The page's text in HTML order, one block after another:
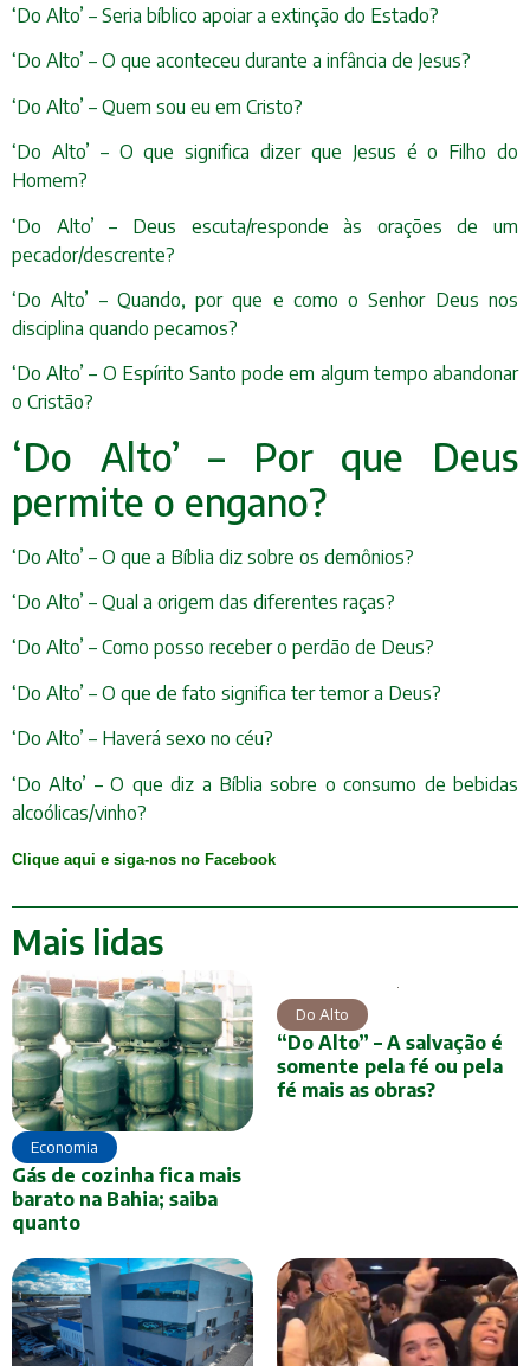
‘Do Alto’ – Seria bíblico apoiar a extinção do Estado?
‘Do Alto’ – O que aconteceu durante a infância de Jesus?
‘Do Alto’ – Quem sou eu em Cristo?
‘Do Alto’ – O que significa dizer que Jesus é o Filho do
Homem?
‘Do Alto’ – Deus escuta/responde às orações de um
pecador/descrente?
‘Do Alto’ – Quando, por que e como o Senhor Deus nos
disciplina quando pecamos?
‘Do Alto’ – O Espírito Santo pode em algum tempo abandonar
o Cristão?
‘Do Alto’ – Por que Deus
permite o engano?
‘Do Alto’ – O que a Bíblia diz sobre os demônios?
‘Do Alto’ – Qual a origem das diferentes raças?
‘Do Alto’ – Como posso receber o perdão de Deus?
‘Do Alto’ – O que de fato significa ter temor a Deus?
‘Do Alto’ – Haverá sexo no céu?
‘Do Alto’ – O que diz a Bíblia sobre o consumo de bebidas
alcoólicas/vinho?
Clique aqui e siga-nos no Facebook
Mais lidas
Economia
Gás de cozinha fica mais
barato na Bahia; saiba
quanto
Do Alto
“Do Alto” – A salvação é
somente pela fé ou pela
fé mais as obras?